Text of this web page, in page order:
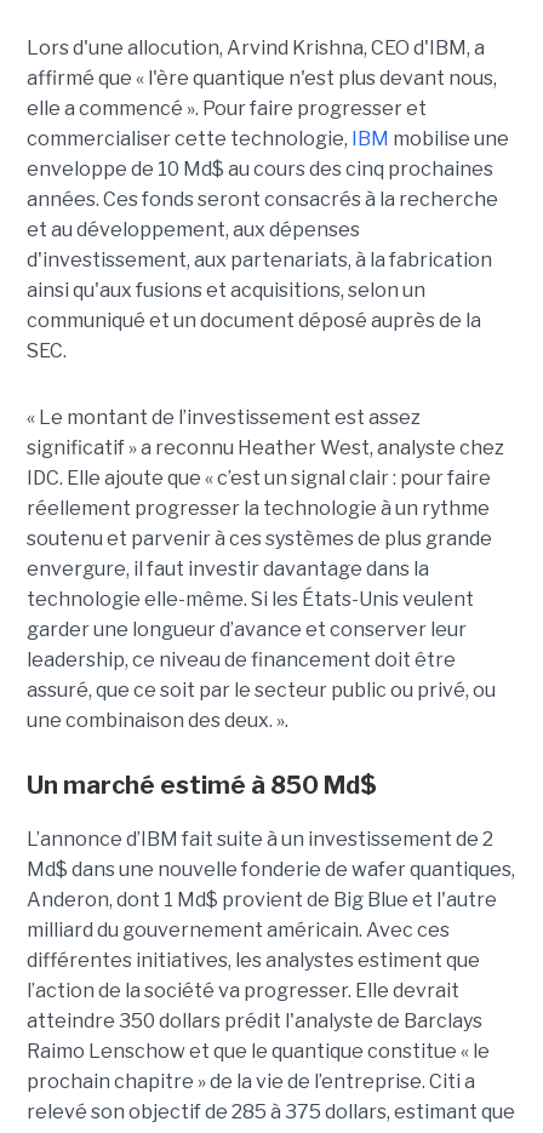
Lors d'une allocution, Arvind Krishna, CEO d'IBM, a
affirmé que « l'ère quantique n'est plus devant nous,
elle a commencé ». Pour faire progresser et
commercialiser cette technologie, IBM mobilise une
enveloppe de 10 Md$ au cours des cinq prochaines
années. Ces fonds seront consacrés à la recherche
et au développement, aux dépenses
d'investissement, aux partenariats, à la fabrication
ainsi qu'aux fusions et acquisitions, selon un
communiqué et un document déposé auprès de la
SEC.
« Le montant de l’investissement est assez
significatif » a reconnu Heather West, analyste chez
IDC. Elle ajoute que « c’est un signal clair : pour faire
réellement progresser la technologie à un rythme
soutenu et parvenir à ces systèmes de plus grande
envergure, il faut investir davantage dans la
technologie elle-même. Si les États-Unis veulent
garder une longueur d’avance et conserver leur
leadership, ce niveau de financement doit être
assuré, que ce soit par le secteur public ou privé, ou
une combinaison des deux. ».
Un marché estimé à 850 Md$
L’annonce d’IBM fait suite à un investissement de 2
Md$ dans une nouvelle fonderie de wafer quantiques,
Anderon, dont 1 Md$ provient de Big Blue et l'autre
milliard du gouvernement américain. Avec ces
différentes initiatives, les analystes estiment que
l’action de la société va progresser. Elle devrait
atteindre 350 dollars prédit l'analyste de Barclays
Raimo Lenschow et que le quantique constitue « le
prochain chapitre » de la vie de l’entreprise. Citi a
relevé son objectif de 285 à 375 dollars, estimant que